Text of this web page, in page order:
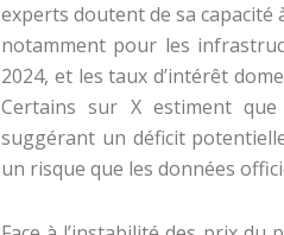
experts doutent de sa capacité
notamment pour les
2024, et les taux d’intérêt
Certains sur X estiment que
suggérant un déficit
un risque que les données